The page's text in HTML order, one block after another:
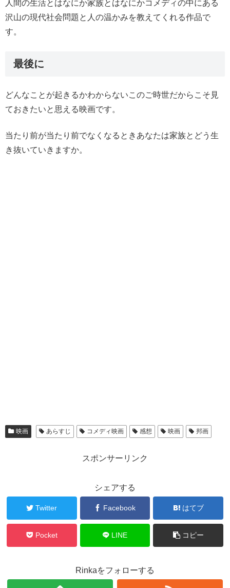
人間の生活とはなにか家族とはなにかコメディの中にある
沢山の現代社会問題と人の温かみを教えてくれる作品で
す。
最後に
どんなことが起きるかわからないこのご時世だからこそ見
ておきたいと思える映画です。
当たり前が当たり前でなくなるときあなたは家族とどう生
き抜いていきますか。
映画 あらすじ コメディ映画 感想 映画 邦画
スポンサーリンク
シェアする
Twitter Facebook はてブ
Pocket LINE コピー
Rinkaをフォローする